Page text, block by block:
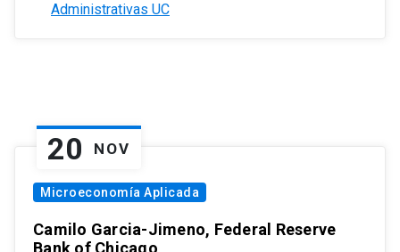
Administrativas UC
20 NOV
Microeconomía Aplicada
Camilo Garcia-Jimeno, Federal Reserve
Bank of Chicago